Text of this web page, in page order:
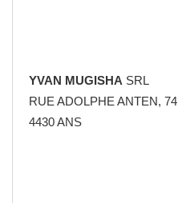
YVAN MUGISHA SRL
RUE ADOLPHE ANTEN, 74
4430 ANS